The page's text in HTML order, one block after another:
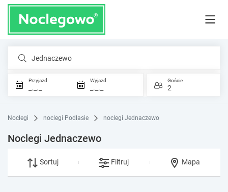
Jednaczewo
Przyjazd
_._._
Wyjazd
_._._
Goście
2
Noclegi noclegi Podlasie noclegi Jednaczewo
Noclegi Jednaczewo
Sortuj Filtruj Mapa